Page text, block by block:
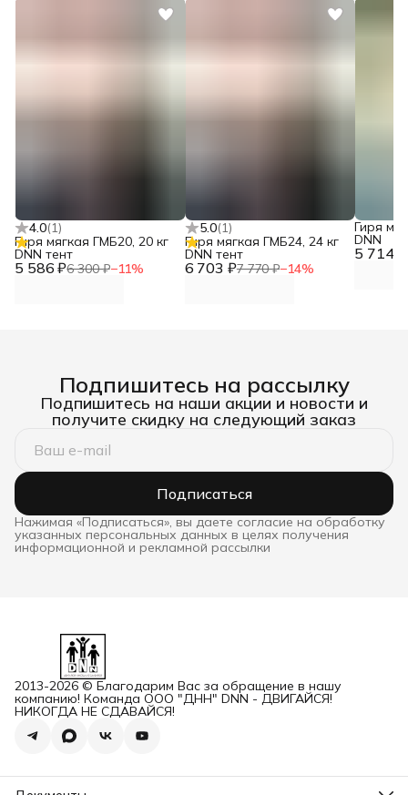
4.0(1)
5 586 ₽6 300 ₽−11%
Гиря мягкая ГМБ20, 20 кг
DNN тент
5.0(1)
6 703 ₽7 770 ₽−14%
Гиря мягкая ГМБ24, 24 кг
DNN тент 5 714 ₽
Гиря
DNN
Подпишитесь на рассылку
Подпишитесь на наши акции и новости и
получите скидку на следующий заказ
Подписаться
Нажимая «Подписаться», вы даете согласие на обработку
указанных персональных данных в целях получения
информационной и рекламной рассылки
2013-2026 © Благодарим Вас за обращение в нашу
компанию! Команда ООО "ДНН" DNN - ДВИГАЙСЯ!
НИКОГДА НЕ СДАВАЙСЯ!